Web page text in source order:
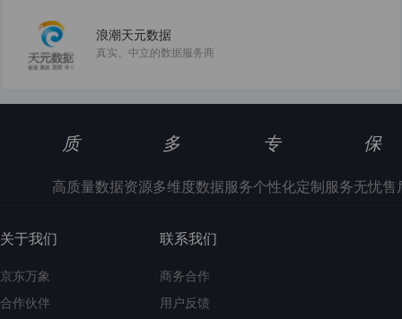
浪潮天元数据
真实、中立的数据服务商
质
高质量数据资源
多
多维度数据服务
专
个性化定制服务
保
无忧售
关于我们
京东万象
合作伙伴
联系我们
商务合作
用户反馈